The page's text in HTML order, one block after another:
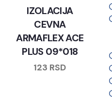
IZOLACIJA
CEVNA
ARMAFLEX ACE
PLUS 09*018
123 RSD